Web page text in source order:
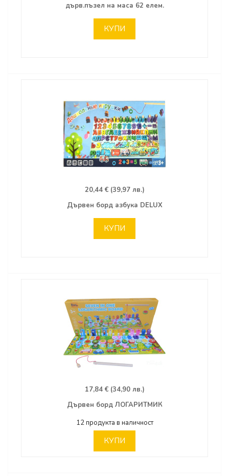
дърв.пъзел на маса 62 елем.
КУПИ
20,44 € (39,97 лв.)
Дървен борд азбука DELUX
КУПИ
17,84 € (34,90 лв.)
Дървен борд ЛОГАРИТМИК
12 продукта в наличност
КУПИ